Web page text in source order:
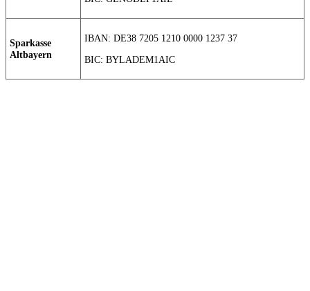
Sparkasse
Altbayern
IBAN: DE38 7205 1210 0000 1237 37
BIC: BYLADEM1AIC